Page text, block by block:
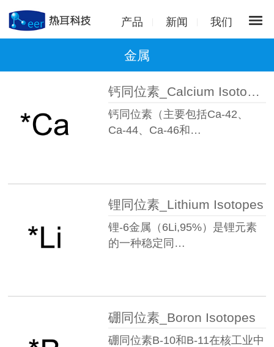
产品 新闻 我们
金属
钙同位素_Calcium Isotopes
钙同位素（主要包括Ca-42、
Ca-44、Ca-46和…
锂同位素_Lithium Isotopes
锂-6金属（6Li,95%）是锂元素
的一种稳定同…
硼同位素_Boron Isotopes
硼同位素B-10和B-11在核工业中